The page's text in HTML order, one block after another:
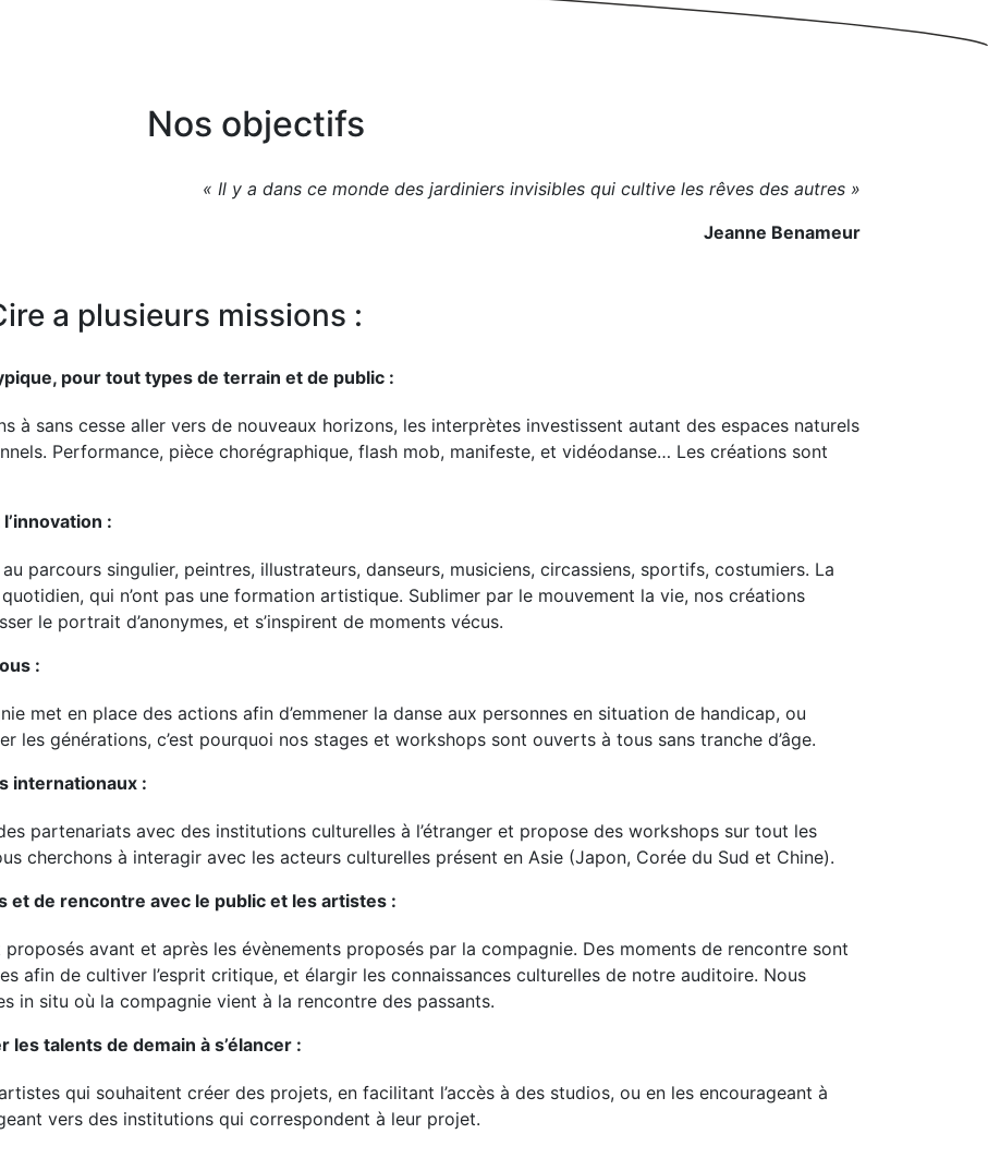
Nos objectifs
« Il y a dans ce monde des jardiniers invisibles qui cultive les rêves des autres »
Jeanne Benameur
a plusieurs missions :
pour tout types de terrain et de public :
à sans cesse aller vers de nouveaux horizons, les interprètes investissent autant des espaces naturels
Performance, pièce chorégraphique, flash mob, manifeste, et vidéodanse… Les créations sont
:
parcours singulier, peintres, illustrateurs, danseurs, musiciens, circassiens, sportifs, costumiers. La
qui n’ont pas une formation artistique. Sublimer par le mouvement la vie, nos créations
le portrait d’anonymes, et s’inspirent de moments vécus.
:
met en place des actions afin d’emmener la danse aux personnes en situation de handicap, ou
les générations, c’est pourquoi nos stages et workshops sont ouverts à tous sans tranche d’âge.
internationaux :
partenariats avec des institutions culturelles à l’étranger et propose des workshops sur tout les
cherchons à interagir avec les acteurs culturelles présent en Asie (Japon, Corée du Sud et Chine).
et de rencontre avec le public et les artistes :
avant et après les évènements proposés par la compagnie. Des moments de rencontre sont
afin de cultiver l’esprit critique, et élargir les connaissances culturelles de notre auditoire. Nous
in situ où la compagnie vient à la rencontre des passants.
les talents de demain à s’élancer :
qui souhaitent créer des projets, en facilitant l’accès à des studios, ou en les encourageant à
vers des institutions qui correspondent à leur projet.